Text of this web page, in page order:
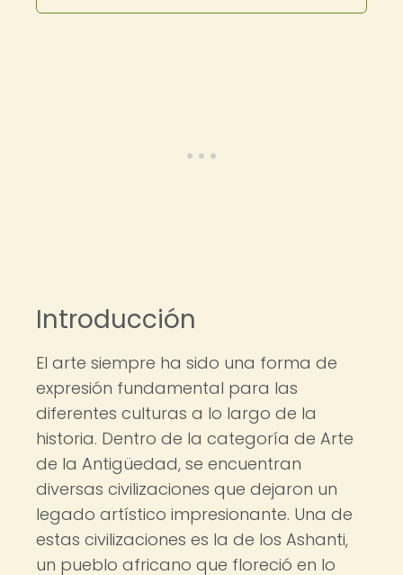
Introducción
El arte siempre ha sido una forma de
expresión fundamental para las
diferentes culturas a lo largo de la
historia. Dentro de la categoría de Arte
de la Antigüedad, se encuentran
diversas civilizaciones que dejaron un
legado artístico impresionante. Una de
estas civilizaciones es la de los Ashanti,
un pueblo africano que floreció en lo